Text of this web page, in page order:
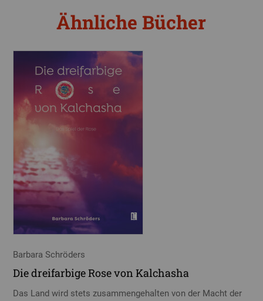
Ähnliche Bücher
Barbara Schröders
Die dreifarbige Rose von Kalchasha
Das Land wird stets zusammengehalten von der Macht der